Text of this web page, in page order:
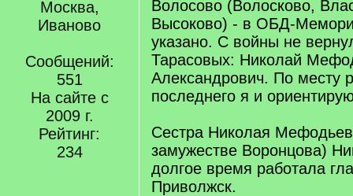
Москва,
Иваново
Сообщений:
551
На сайте с
2009 г.
Рейтинг:
234
Волосово (Волосково,
Высоково) - в ОБД-
указано. С войны не
Тарасовых: Николай
Александрович. По месту
последнего я и
Сестра Николая
замужестве Воронцова)
долгое время работала
Приволжск.